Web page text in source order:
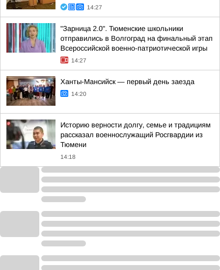
14:27
"Зарница 2.0". Тюменские школьники
отправились в Волгоград на финальный этап
Всероссийской военно-патриотической игры
14:27
Ханты-Мансийск — первый день заезда
14:20
Историю верности долгу, семье и традициям
рассказал военнослужащий Росгвардии из
Тюмени
14:18